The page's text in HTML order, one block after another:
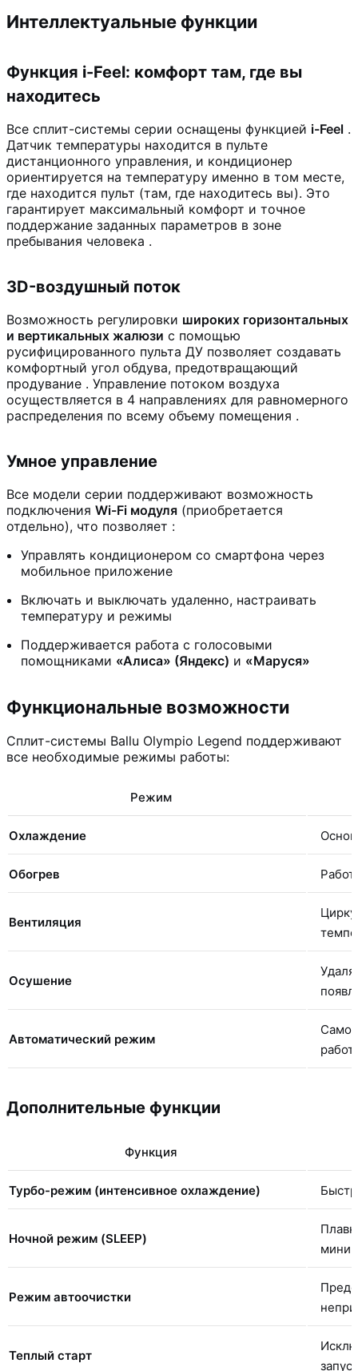
Интеллектуальные функции
Функция i-Feel: комфорт там, где вы
находитесь
Все сплит-системы серии оснащены функцией i-Feel .
Датчик температуры находится в пульте
дистанционного управления, и кондиционер
ориентируется на температуру именно в том месте,
где находится пульт (там, где находитесь вы). Это
гарантирует максимальный комфорт и точное
поддержание заданных параметров в зоне
пребывания человека .
3D-воздушный поток
Возможность регулировки широких горизонтальных
и вертикальных жалюзи с помощью
русифицированного пульта ДУ позволяет создавать
комфортный угол обдува, предотвращающий
продувание . Управление потоком воздуха
осуществляется в 4 направлениях для равномерного
распределения по всему объему помещения .
Умное управление
Все модели серии поддерживают возможность
подключения Wi-Fi модуля (приобретается
отдельно), что позволяет :
Управлять кондиционером со смартфона через
мобильное приложение
Включать и выключать удаленно, настраивать
температуру и режимы
Поддерживается работа с голосовыми
помощниками «Алиса» (Яндекс) и «Маруся»
Функциональные возможности
Сплит-системы Ballu Olympio Legend поддерживают
все необходимые режимы работы:
Режим
Охлаждение
Обогрев
Вентиляция
Осушение
Автоматический режим
Дополнительные функции
Функция
Турбо-режим (интенсивное охлаждение)
Ночной режим (SLEEP)
Режим автоочистки
Теплый старт